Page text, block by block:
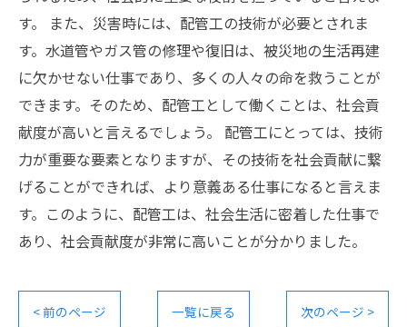
す。 また、災害時には、配管工の技術が必要とされま
す。水道管やガス管の修理や復旧は、被災地の生活再建
に欠かせない仕事であり、多くの人々の命を救うことが
できます。そのため、配管工として働くことは、社会貢
献度が高いと言えるでしょう。 配管工にとっては、技術
力が重要な要素となりますが、その技術を社会貢献に繋
げることができれば、より意義ある仕事になると言えま
す。このように、配管工は、社会生活に密着した仕事で
あり、社会貢献度が非常に高いことが分かりました。
< 前のページ 一覧に戻る 次のページ >